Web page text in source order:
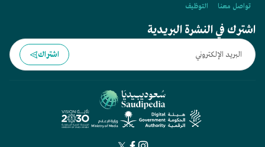
تواصل معنا
التوظيف
اشترك في النشرة البريدية
اشتراك